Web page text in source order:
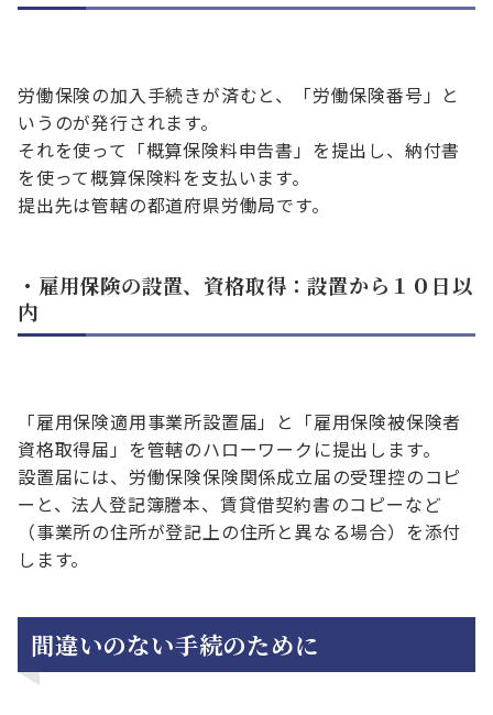
労働保険の加入手続きが済むと、「労働保険番号」と
いうのが発行されます。
それを使って「概算保険料申告書」を提出し、納付書
を使って概算保険料を支払います。
提出先は管轄の都道府県労働局です。
・雇用保険の設置、資格取得：設置から１０日以
内
「雇用保険適用事業所設置届」と「雇用保険被保険者
資格取得届」を管轄のハローワークに提出します。
設置届には、労働保険保険関係成立届の受理控のコピ
ーと、法人登記簿謄本、賃貸借契約書のコピーなど
（事業所の住所が登記上の住所と異なる場合）を添付
します。
間違いのない手続のために